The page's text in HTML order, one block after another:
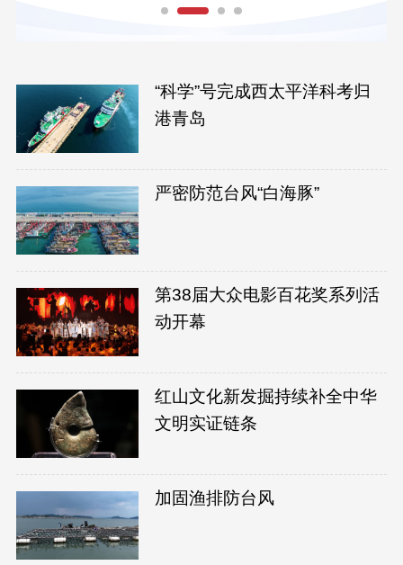
“科学”号完成西太平洋科考归
港青岛
严密防范台风“白海豚”
第38届大众电影百花奖系列活
动开幕
红山文化新发掘持续补全中华
文明实证链条
加固渔排防台风